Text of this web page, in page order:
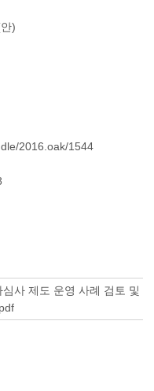
)
2016.oak/1544
사 제도 운영 사례 검토 및